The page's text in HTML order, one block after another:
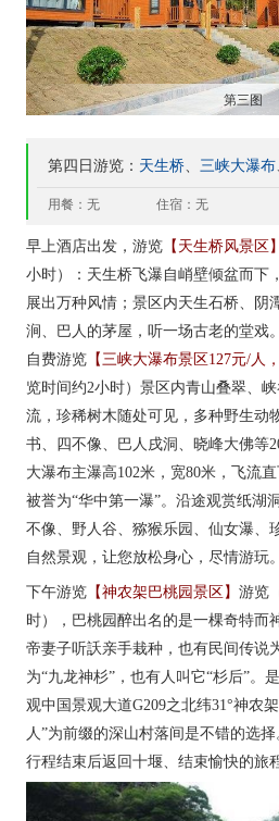
第三图
第四日游览： 天生桥 三峡大瀑布
用餐：无 住宿：无
早上酒店出发，游览 【天生桥风景区】
小时）：天生桥飞瀑自峭壁倾盆而下
展出万种风情；景区内天生石桥、阴
涧、巴人的茅屋，听一场古老的堂戏
自费游览 【三峡大瀑布景区127元/人
览时间约2小时）景区内青山叠翠、
流，珍稀树木随处可见，多种野生动
书、四不像、巴人戌洞、晓峰大佛等
大瀑布主瀑高102米，宽80米，飞流
被誉为“华中第一瀑”。沿途观赏纸湖
不像、野人谷、猕猴乐园、仙女瀑、
自然景观，让您放松身心，尽情游玩。
下午游览 【神农架巴桃园景区】 游览
时），巴桃园醉出名的是一棵奇特而
帝妻子听訞亲手栽种，也有民间传说
为“九龙神杉”，也有人叫它“杉后”。
观中国景观大道G209之北纬31°神农
人”为前缀的深山村落间是不错的选择
行程结束后返回十堰、结束愉快的旅